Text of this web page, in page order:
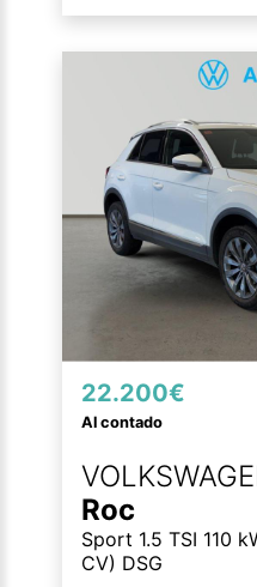
22.200€
Al contado
Roc
Sport 1.5 TSI 110
CV) DSG